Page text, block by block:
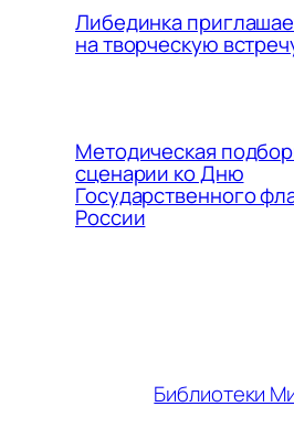
Либединка
на творческую
Методическая
сценарии ко Дню
Государственного
России
Библиотеки